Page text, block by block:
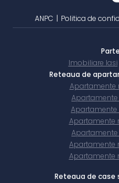
ANPC | Politica de
Imobiliare Iasi
Reteaua de
Apartamente
Apartamente
Apartamente
Apartamente
Apartamente
Apartamente
Apartamente
Reteaua de case